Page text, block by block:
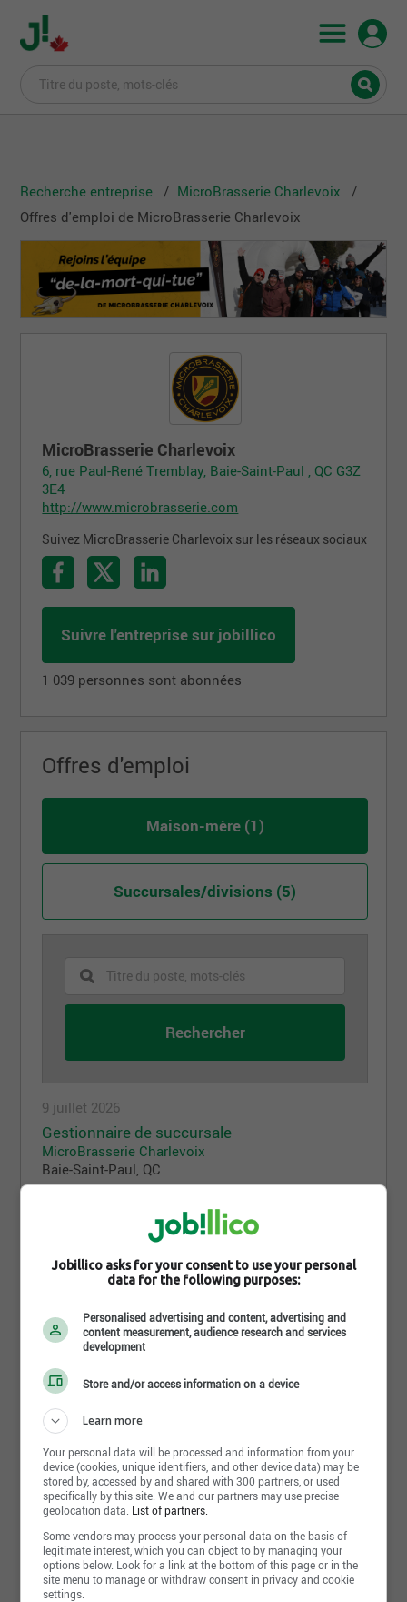
Recherche entreprise
MicroBrasserie Charlevoix
Offres d'emploi de MicroBrasserie Charlevoix
MicroBrasserie Charlevoix
6, rue Paul-René Tremblay, Baie-Saint-Paul , QC G3Z
3E4
http://www.microbrasserie.com
Suivez MicroBrasserie Charlevoix sur les réseaux sociaux
Suivre l'entreprise sur jobillico
1 039 personnes sont abonnées
Offres d'emploi
Maison-mère (1)
Succursales/divisions (5)
9 juillet 2026
Gestionnaire de succursale
MicroBrasserie Charlevoix
Baie-Saint-Paul, QC
Nouvelles 7
15 avril 2025
C’EST LE TEMPS DE REJOINDRE LA GANG DU
SAINT-PUB !
2 novembre 2023
La MBC encore gagnante à la Coupe des
Bières du Canada 2023
Jobillico asks for your consent to use your personal
data for the following purposes:
Personalised advertising and content, advertising and
content measurement, audience research and services
development
Store and/or access information on a device
Learn more
Your personal data will be processed and information from your
device (cookies, unique identifiers, and other device data) may be
stored by, accessed by and shared with 300 partners, or used
specifically by this site. We and our partners may use precise
geolocation data. List of partners.
Some vendors may process your personal data on the basis of
legitimate interest, which you can object to by managing your
options below. Look for a link at the bottom of this page or in the
site menu to manage or withdraw consent in privacy and cookie
settings.